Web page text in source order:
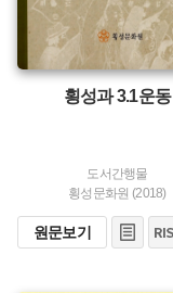
횡성과 3.1운동
도서간행물
횡성문화원 (2018)
원문보기